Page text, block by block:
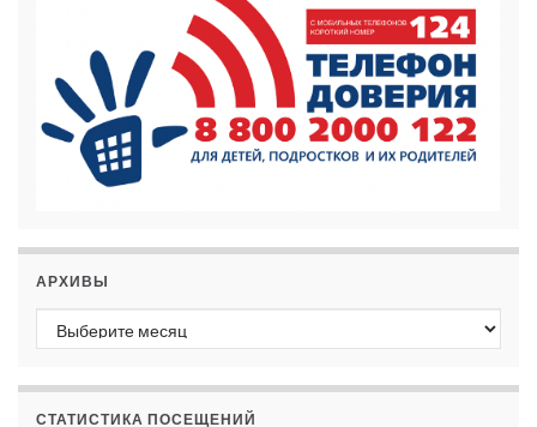
АРХИВЫ
Архивы
СТАТИСТИКА ПОСЕЩЕНИЙ